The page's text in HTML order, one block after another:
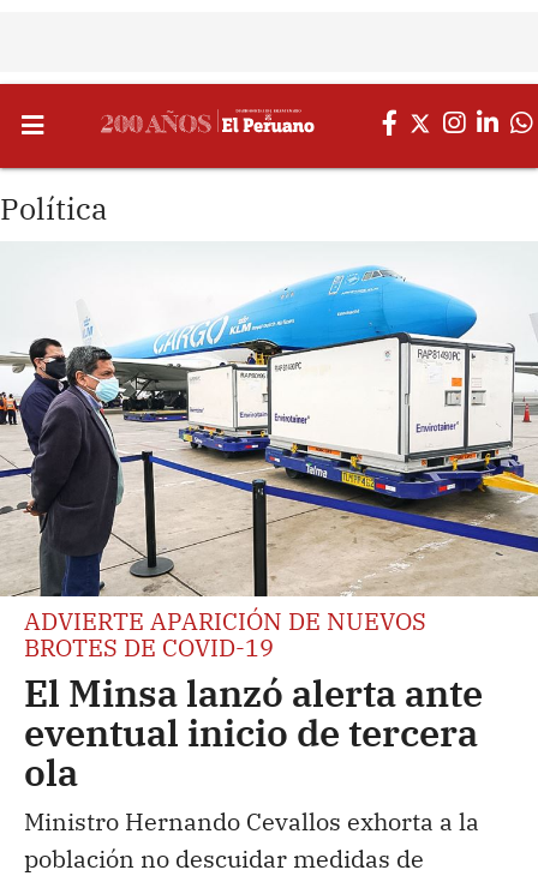
Política
ADVIERTE APARICIÓN DE NUEVOS
BROTES DE COVID-19
El Minsa lanzó alerta ante
eventual inicio de tercera
ola
Ministro Hernando Cevallos exhorta a la
población no descuidar medidas de